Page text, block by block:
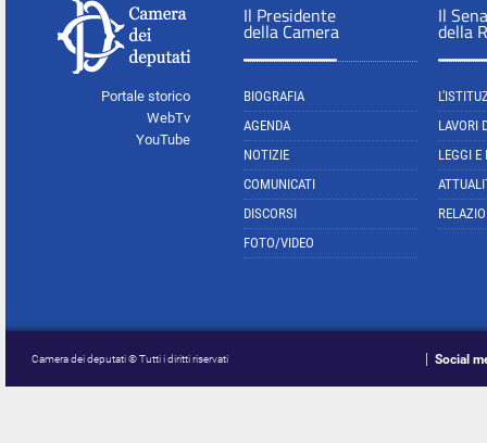
Portale storico
WebTv
YouTube
Il Presidente
della Camera
BIOGRAFIA
AGENDA
NOTIZIE
COMUNICATI
DISCORSI
FOTO/VIDEO
Il
della
LAVORI
LEGGI E
Camera dei deputati © Tutti i diritti riservati Social